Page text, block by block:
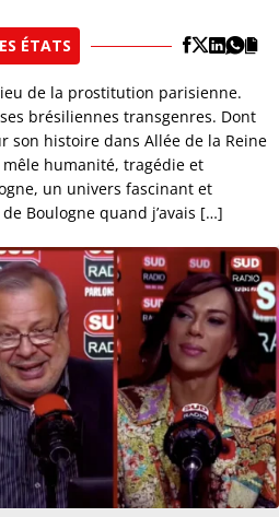
ÉTATS
de la prostitution parisienne.
brésiliennes transgenres. Dont
son histoire dans Allée de la Reine
humanité, tragédie et
un univers fascinant et
Boulogne quand j’avais […]